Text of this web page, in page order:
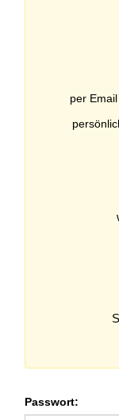
per Email
Passwort: